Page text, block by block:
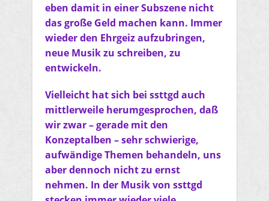
eben damit in einer Subszene nicht
das große Geld machen kann. Immer
wieder den Ehrgeiz aufzubringen,
neue Musik zu schreiben, zu
entwickeln.
Vielleicht hat sich bei ssttgd auch
mittlerweile herumgesprochen, daß
wir zwar – gerade mit den
Konzeptalben – sehr schwierige,
aufwändige Themen behandeln, uns
aber dennoch nicht zu ernst
nehmen. In der Musik von ssttgd